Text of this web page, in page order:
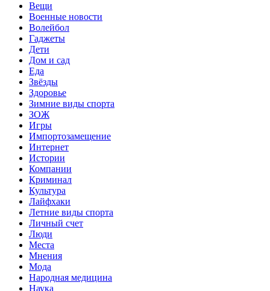
Вещи
Военные новости
Волейбол
Гаджеты
Дети
Дом и сад
Еда
Звёзды
Здоровье
Зимние виды спорта
ЗОЖ
Игры
Импортозамещение
Интернет
Истории
Компании
Криминал
Культура
Лайфхаки
Летние виды спорта
Личный счет
Люди
Места
Мнения
Мода
Народная медицина
Наука